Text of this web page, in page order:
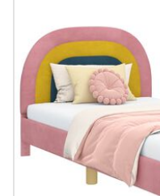
#sharemevidaxl